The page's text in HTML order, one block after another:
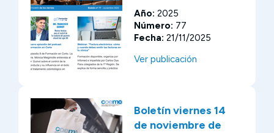
Año: 2025
Número: 77
Fecha: 21/11/2025
Ver publicación
Boletín viernes 14
de noviembre de